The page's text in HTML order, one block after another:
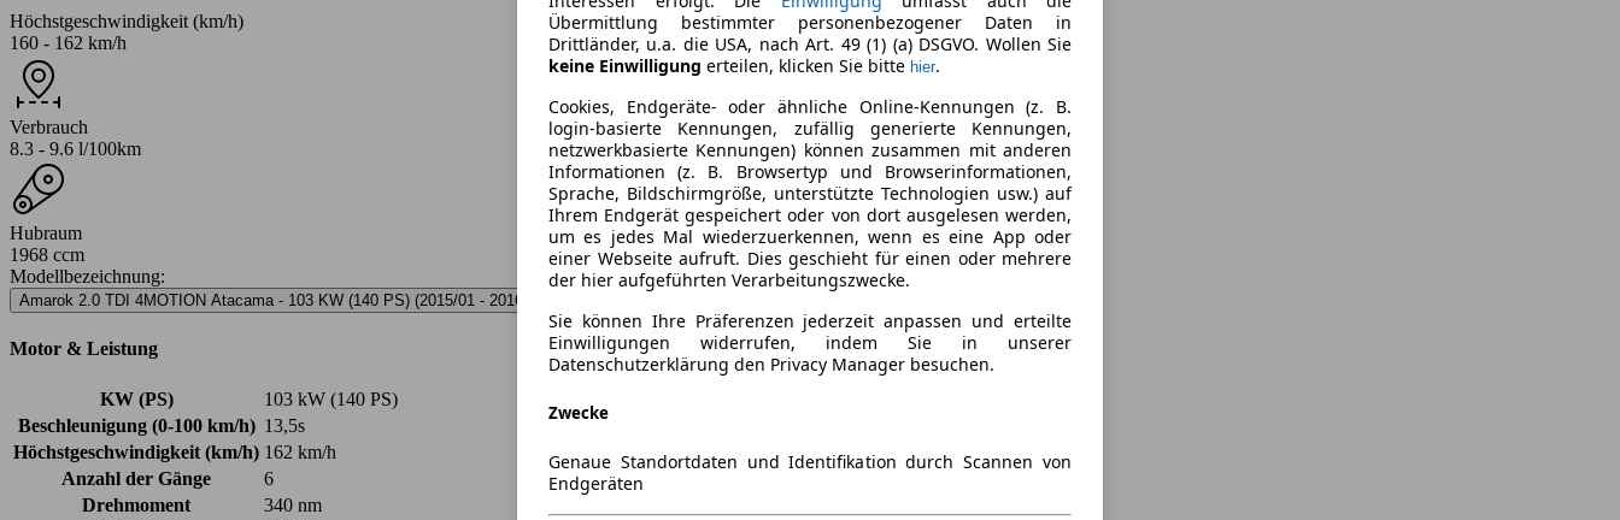
Höchstgeschwindigkeit (km/h)
160 - 162 km/h
Verbrauch
8.3 - 9.6 l/100km
Hubraum
1968 ccm
Modellbezeichnung:
Amarok 2.0 TDI 4MOTION Atacama - 103 KW (140 PS) (2015/01 - 2016/06)
Motor & Leistung
KW (PS)
103 kW (140 PS)
Beschleunigung (0-100 km/h) 13,5s
Höchstgeschwindigkeit (km/h) 162 km/h
Anzahl der Gänge
6
Drehmoment
340 nm
Übermittlung bestimmter personenbezogener Daten in
Drittländer, u.a. die USA, nach Art. 49 (1) (a) DSGVO. Wollen Sie
keine Einwilligung erteilen, klicken Sie bitte hier.
Cookies, Endgeräte- oder ähnliche Online-Kennungen (z. B.
login-basierte Kennungen, zufällig generierte Kennungen,
netzwerkbasierte Kennungen) können zusammen mit anderen
Informationen (z. B. Browsertyp und Browserinformationen,
Sprache, Bildschirmgröße, unterstützte Technologien usw.) auf
Ihrem Endgerät gespeichert oder von dort ausgelesen werden,
um es jedes Mal wiederzuerkennen, wenn es eine App oder
einer Webseite aufruft. Dies geschieht für einen oder mehrere
der hier aufgeführten Verarbeitungszwecke.
Sie können Ihre Präferenzen jederzeit anpassen und erteilte
Einwilligungen widerrufen, indem Sie in unserer
Datenschutzerklärung den Privacy Manager besuchen.
Zwecke
Genaue Standortdaten und Identifikation durch Scannen von
Endgeräten